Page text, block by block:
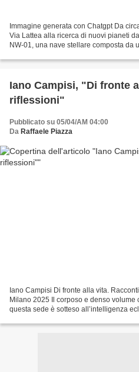
Immagine generata con Chatgpt Da
Via Lattea alla ricerca di nuovi pianeti
NW-01, una nave stellare composta da
Iano Campisi, "Di fronte
riflessioni"
Pubblicato su 05/04/AM 04:00
Da Raffaele Piazza
Iano Campisi Di fronte alla vita.
Milano 2025 Il corposo e denso
questa sede è sotteso all’intelligenza